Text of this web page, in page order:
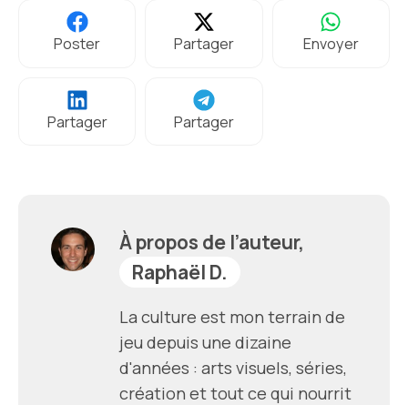
Poster Partager Envoyer
Partager Partager
À propos de l’auteur,
Raphaël D.
La culture est mon terrain de
jeu depuis une dizaine
d'années : arts visuels, séries,
création et tout ce qui nourrit